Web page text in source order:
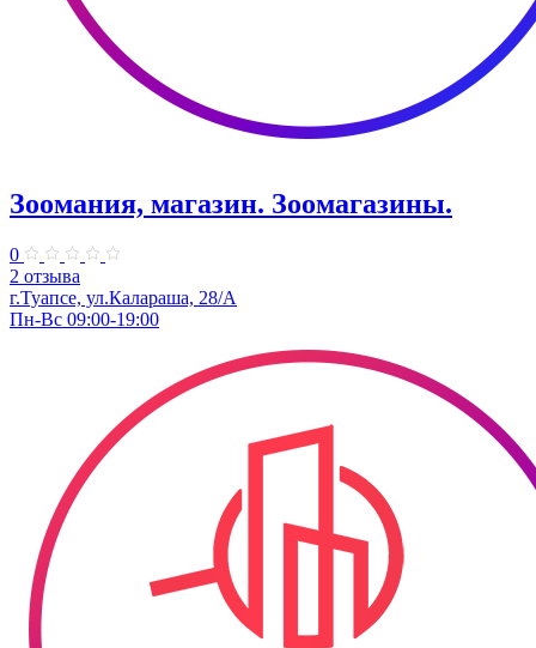
Зоомания, магазин. Зоомагазины.
0
2 отзыва
г.Туапсе, ул.Калараша, 28/А
Пн-Вс 09:00-19:00